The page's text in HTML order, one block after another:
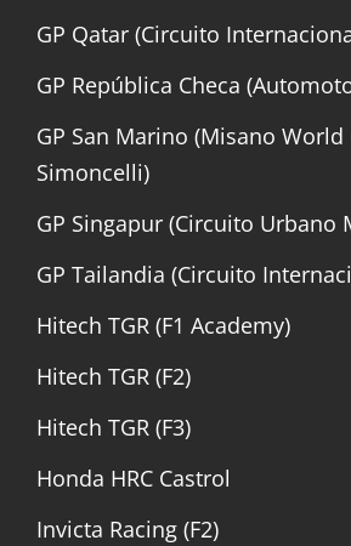
GP Qatar (Circuito
GP República Checa
GP San Marino (Misano
Simoncelli)
GP Singapur (Circuito Urbano
GP Tailandia (Circuito
Hitech TGR (F1 Academy)
Hitech TGR (F2)
Hitech TGR (F3)
Honda HRC Castrol
Invicta Racing (F2)